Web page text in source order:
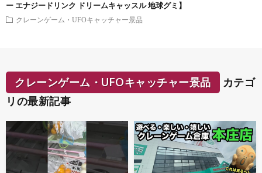
ー エナジードリンク ドリームキャッスル 地球グミ】
クレーンゲーム・UFOキャッチャー景品
クレーンゲーム・UFOキャッチャー景品
カテゴ
リの最新記事